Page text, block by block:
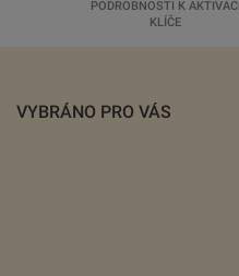
PODROBNOSTI K AKTIVACI
KLÍČE
VYBRÁNO PRO VÁS